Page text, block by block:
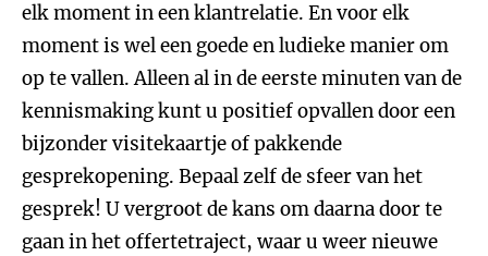
elk moment in een klantrelatie. En voor elk
moment is wel een goede en ludieke manier om
op te vallen. Alleen al in de eerste minuten van de
kennismaking kunt u positief opvallen door een
bijzonder visitekaartje of pakkende
gesprekopening. Bepaal zelf de sfeer van het
gesprek! U vergroot de kans om daarna door te
gaan in het offertetraject, waar u weer nieuwe